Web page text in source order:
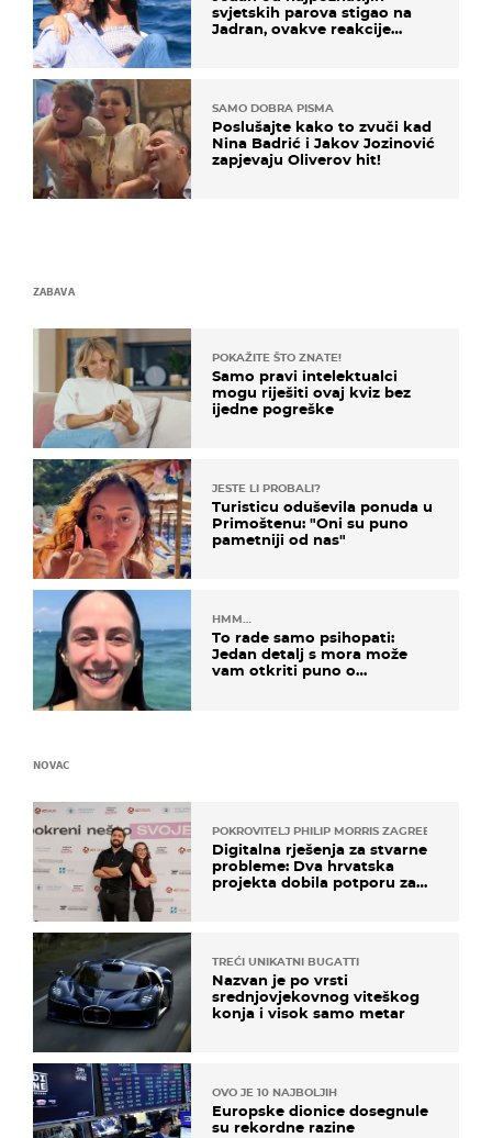
svjetskih parova stigao na
Jadran, ovakve reakcije
SAMO DOBRA PISMA
Poslušajte kako to zvuči kad
Nina Badrić i Jakov Jozinović
zapjevaju Oliverov hit!
ZABAVA
POKAŽITE ŠTO ZNATE!
Samo pravi intelektualci
mogu riješiti ovaj kviz bez
ijedne pogreške
JESTE LI PROBALI?
Turisticu oduševila ponuda u
Primoštenu: "Oni su puno
pametniji od nas"
HMM…
To rade samo psihopati:
Jedan detalj s mora može
vam otkriti puno o
NOVAC
POKROVITELJ PHILIP MORRIS ZAGREB
Digitalna rješenja za stvarne
probleme: Dva hrvatska
projekta dobila potporu za
TREĆI UNIKATNI BUGATTI
Nazvan je po vrsti
srednjovjekovnog viteškog
konja i visok samo metar
OVO JE 10 NAJBOLJIH
Europske dionice dosegnule
su rekordne razine